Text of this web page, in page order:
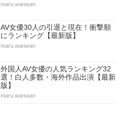
maru.wanwan
AV女優30人の引退と現在！衝撃順
にランキング【最新版】
maru.wanwan
外国人AV女優の人気ランキング32
選！白人多数・海外作品出演【最新
版】
maru.wanwan